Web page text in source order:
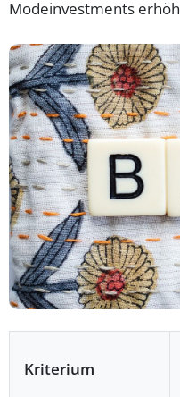
Modeinvestments
Kriterium